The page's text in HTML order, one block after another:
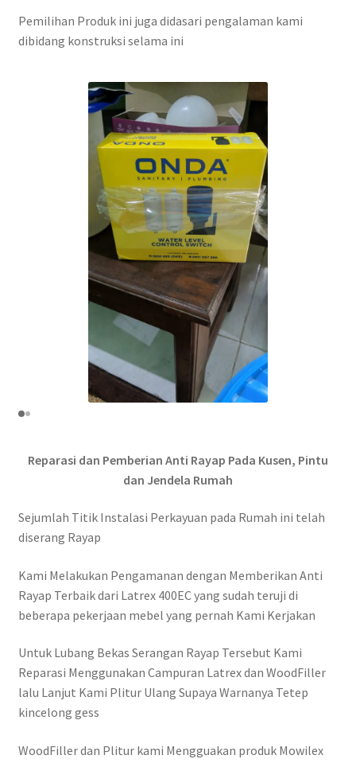
Pemilihan Produk ini juga didasari pengalaman kami
dibidang konstruksi selama ini
Reparasi dan Pemberian Anti Rayap Pada Kusen, Pintu
dan Jendela Rumah
Sejumlah Titik Instalasi Perkayuan pada Rumah ini telah
diserang Rayap
Kami Melakukan Pengamanan dengan Memberikan Anti
Rayap Terbaik dari Latrex 400EC yang sudah teruji di
beberapa pekerjaan mebel yang pernah Kami Kerjakan
Untuk Lubang Bekas Serangan Rayap Tersebut Kami
Reparasi Menggunakan Campuran Latrex dan WoodFiller
lalu Lanjut Kami Plitur Ulang Supaya Warnanya Tetep
kincelong gess
WoodFiller dan Plitur kami Mengguakan produk Mowilex